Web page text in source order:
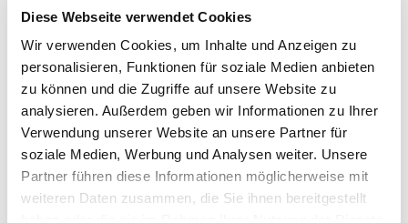
Diese Webseite verwendet Cookies
Wir verwenden Cookies, um Inhalte und Anzeigen zu
personalisieren, Funktionen für soziale Medien anbieten
zu können und die Zugriffe auf unsere Website zu
analysieren. Außerdem geben wir Informationen zu Ihrer
Verwendung unserer Website an unsere Partner für
soziale Medien, Werbung und Analysen weiter. Unsere
Partner führen diese Informationen möglicherweise mit
weiteren Daten zusammen, die Sie ihnen bereitgestellt
Duftbereich zu positionieren.
Mit der Einführung von Mustang Signature will die Marke
neue Zielgruppen ansprechen und seine Markenreichweite
über das Kerngeschäft Fashion hinaus ausbauen:
„Mit unserer Duftserie Mustang Signature
schlagen wir ein neues Kapitel für unsere
Marke auf. Unsere Kundinnen und Kunden
verbinden mit Mustang Authentizität,
Selbstbestimmung und Freiheit - genau